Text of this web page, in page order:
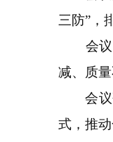
三防”，
会议研
减、质量
会议研
式，推